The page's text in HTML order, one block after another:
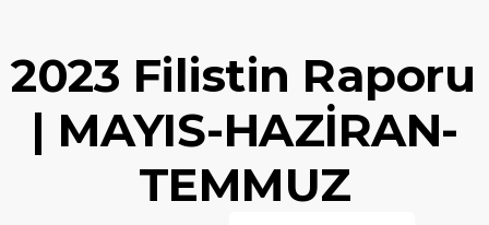
2023 Filistin Raporu
| MAYIS-HAZİRAN-
TEMMUZ